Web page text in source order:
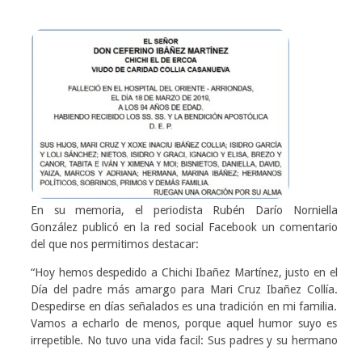
En su memoria, el periodista Rubén Darío Norniella
González publicó en la red social Facebook un comentario
del que nos permitimos destacar:
“Hoy hemos despedido a Chichi Ibañez Martínez, justo en el
Día del padre más amargo para Mari Cruz Ibañez Collía.
Despedirse en días señalados es una tradición en mi familia.
Vamos a echarlo de menos, porque aquel humor suyo es
irrepetible. No tuvo una vida facil: Sus padres y su hermano